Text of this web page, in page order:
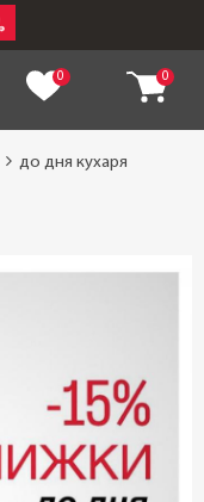
0 0
до дня кухаря